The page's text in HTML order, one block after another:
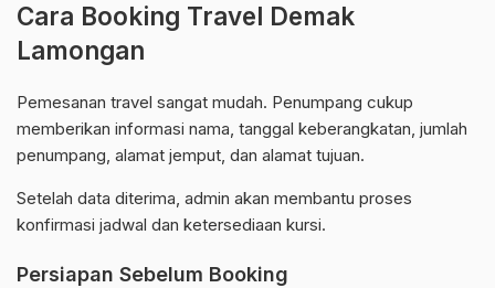
Cara Booking Travel Demak
Lamongan
Pemesanan travel sangat mudah. Penumpang cukup
memberikan informasi nama, tanggal keberangkatan, jumlah
penumpang, alamat jemput, dan alamat tujuan.
Setelah data diterima, admin akan membantu proses
konfirmasi jadwal dan ketersediaan kursi.
Persiapan Sebelum Booking